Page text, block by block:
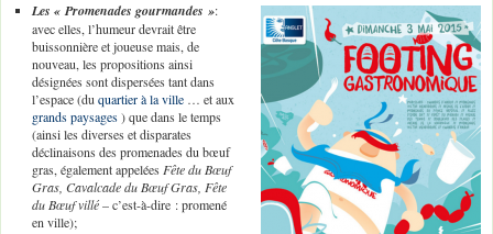
Les « Promenades gourmandes »:
avec elles, l’humeur devrait être
buissonnière et joueuse mais, de
nouveau, les propositions ainsi
désignées sont dispersées tant dans
l’espace (du quartier à la ville … et aux
grands paysages) que dans le temps
(ainsi les diverses et disparates
déclinaisons des promenades du bœuf
gras, également appelées Fête du Bœuf
Gras, Cavalcade du Bœuf Gras, Fête
du Bœuf villé– c’est-à-dire : promené
en ville);